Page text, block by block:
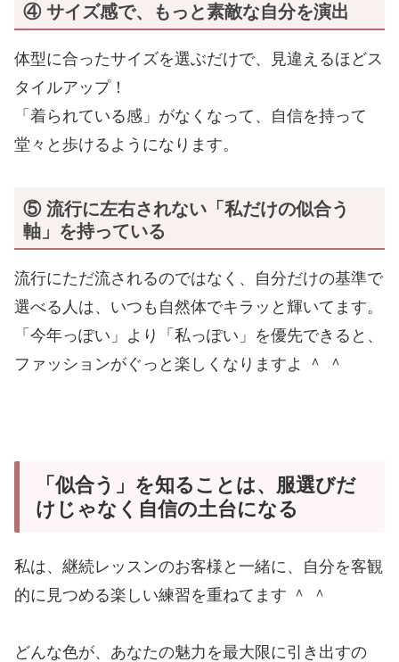
④ サイズ感で、もっ と素敵な自分を演出
体型に合ったサイズを選ぶだけで、見違えるほどス
タイルアップ！
「着られている感」がなくなって、自信を持って
堂々と歩けるようになります。
⑤ 流行に左右されない「私だけの似合う
軸」を持っている
流行にただ流されるのではなく、自分だけの基準で
選べる人は、いつも自然体でキラッと輝いてます。
「今年っぽい」より「私っぽい」を優先できると、
ファッションがぐっと楽しくなりますよ ＾ ＾
「似合う」を知ることは、服選びだ
けじゃなく自信の土台になる
私は、継続レッスンのお客様と一緒に、自分を客観
的に見つめる楽しい練習を重ねてます ＾ ＾
どんな色が、あなたの魅力を最大限に引き出すの